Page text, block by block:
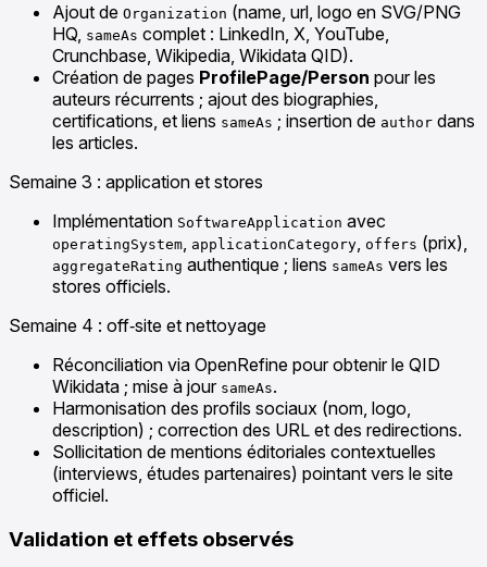
Ajout de Organization (name, url, logo en SVG/PNG
HQ, sameAs complet : LinkedIn, X, YouTube,
Crunchbase, Wikipedia, Wikidata QID).
Création de pages ProfilePage/Person pour les
auteurs récurrents ; ajout des biographies,
certifications, et liens sameAs ; insertion de author dans
les articles.
Semaine 3 : application et stores
Implémentation SoftwareApplication avec
operatingSystem, applicationCategory, offers (prix),
aggregateRating authentique ; liens sameAs vers les
stores officiels.
Semaine 4 : off‑site et nettoyage
Réconciliation via OpenRefine pour obtenir le QID
Wikidata ; mise à jour sameAs.
Harmonisation des profils sociaux (nom, logo,
description) ; correction des URL et des redirections.
Sollicitation de mentions éditoriales contextuelles
(interviews, études partenaires) pointant vers le site
officiel.
Validation et effets observés